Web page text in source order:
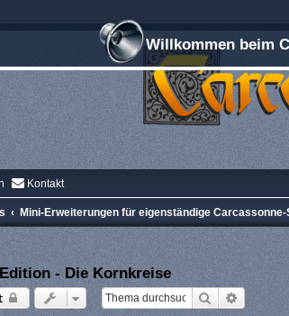
Willkommen beim
Kontakt
Mini-Erweiterungen für eigenständige
- Die Kornkreise
Suche